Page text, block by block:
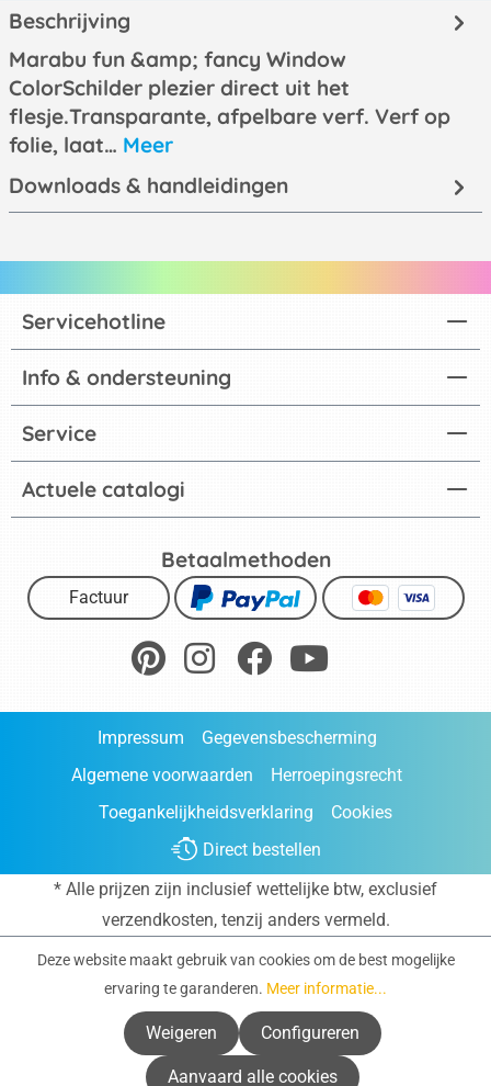
Beschrijving
Marabu fun &amp; fancy Window
ColorSchilder plezier direct uit het
flesje.Transparante, afpelbare verf. Verf op
folie, laat… Meer
Downloads & handleidingen
Actuele catalogi
Servicehotline
Info & ondersteuning
Service
Betaalmethoden
Factuur
Impressum
Gegevensbescherming
Algemene voorwaarden
Herroepingsrecht
Toegankelijkheidsverklaring
Cookies
Direct bestellen
* Alle prijzen zijn inclusief wettelijke btw, exclusief
verzendkosten, tenzij anders vermeld.
Deze website maakt gebruik van cookies om de best mogelijke
ervaring te garanderen. Meer informatie...
Weigeren Configureren
Aanvaard alle cookies